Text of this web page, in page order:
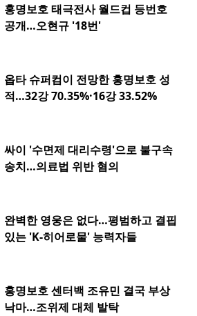
홍명보호 태극전사 월드컵 등번호
공개…오현규 '18번'
옵타 슈퍼컴이 전망한 홍명보호 성
적…32강 70.35%·16강 33.52%
싸이 '수면제 대리수령'으로 불구속
송치…의료법 위반 혐의
완벽한 영웅은 없다…평범하고 결핍
있는 'K-히어로물' 능력자들
홍명보호 센터백 조유민 결국 부상
낙마…조위제 대체 발탁